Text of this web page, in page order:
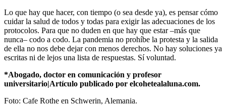
Lo que hay que hacer, con tiempo (o sea desde ya), es pensar cómo
cuidar la salud de todos y todas para exigir las adecuaciones de los
protocolos. Para que no duden en que hay que estar –más que
nunca– codo a codo. La pandemia no prohíbe la protesta y la salida
de ella no nos debe dejar con menos derechos. No hay soluciones ya
escritas ni de lejos una lista de respuestas. Sí voluntad.
*Abogado, doctor en comunicación y profesor
universitario|Artículo publicado por elcohetealaluna.com.
Foto: Cafe Rothe en Schwerin, Alemania.